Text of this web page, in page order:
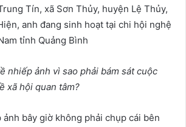
Tín, xã Sơn Thủy, huyện Lệ Thủy,
anh đang sinh hoạt tại chi hội nghệ
tỉnh Quảng Bình
nhiếp ảnh vì sao phải bám sát cuộc
xã hội quan tâm?
ảnh bây giờ không phải chụp cái bên